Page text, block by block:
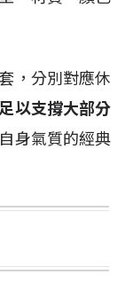
，分別對應休
以支撐大部分
身氣質的經典